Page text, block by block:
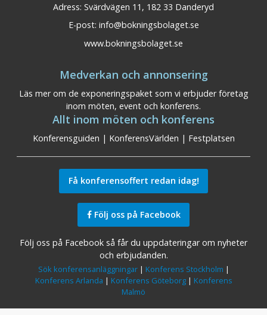
Adress: Svärdvägen 11, 182 33 Danderyd
E-post: info@bokningsbolaget.se
www.bokningsbolaget.se
Medverkan och annonsering
Läs mer om de exponeringspaket som vi erbjuder företag
inom möten, event och konferens.
Allt inom möten och konferens
Konferensguiden | KonferensVärlden | Festplatsen
Få konferensoffert redan idag!
Följ oss på Facebook
Följ oss på Facebook så får du uppdateringar om nyheter
och erbjudanden.
Sök konferensanläggningar| Konferens Stockholm |
Konferens Arlanda | Konferens Göteborg| Konferens
Malmö